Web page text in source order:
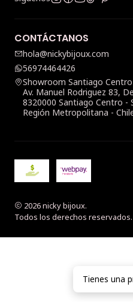
CONTÁCTANOS
hola@nickybijoux.com
56974464426
Showroom Santiago Centro
Av. Manuel Rodriguez 83,
8320000 Santiago Centro -
Región Metropolitana -
2026 nicky bijoux.
Todos los derechos reservados.
Tienes una